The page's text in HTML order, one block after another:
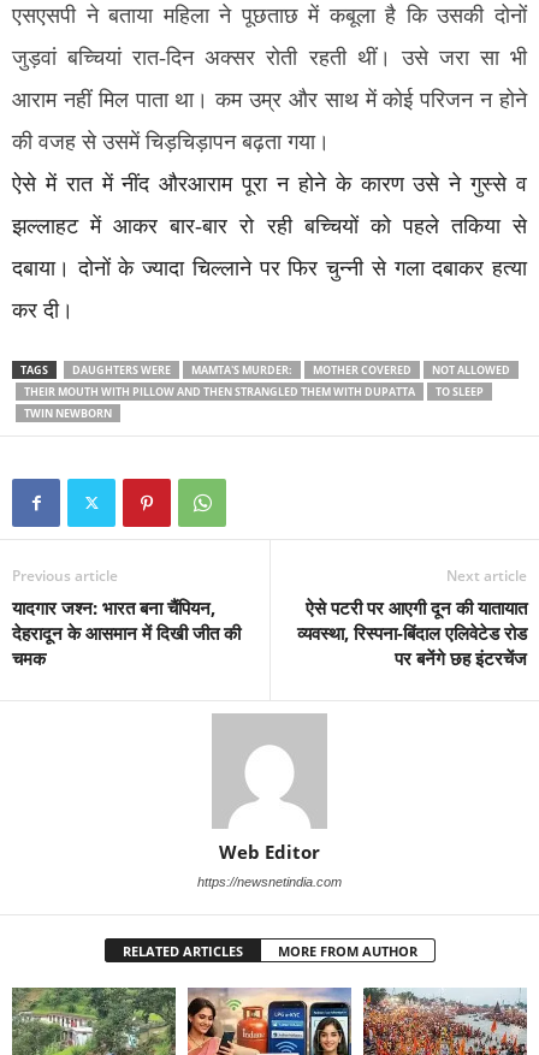
एसएसपी ने बताया महिला ने पूछताछ में कबूला है कि उसकी दोनों
जुड़वां बच्चियां रात-दिन अक्सर रोती रहती थीं। उसे जरा सा भी
आराम नहीं मिल पाता था। कम उम्र और साथ में कोई परिजन न होने
की वजह से उसमें चिड़चिड़ापन बढ़ता गया।
ऐसे में रात में नींद औरआराम पूरा न होने के कारण उसे ने गुस्से व
झल्लाहट में आकर बार-बार रो रही बच्चियों को पहले तकिया से
दबाया। दोनों के ज्यादा चिल्लाने पर फिर चुन्नी से गला दबाकर हत्या
कर दी।
TAGS DAUGHTERS WERE MAMTA'S MURDER: MOTHER COVERED
NOT ALLOWED
THEIR MOUTH WITH PILLOW AND THEN STRANGLED THEM WITH DUPATTA
TO SLEEP
TWIN NEWBORN
Previous article
यादगार जश्न: भारत बना चैंपियन,
देहरादून के आसमान में दिखी जीत की
चमक
Next article
ऐसे पटरी पर आएगी दून की यातायात
व्यवस्था, रिस्पना-बिंदाल एलिवेटेड रोड
पर बनेंगे छह इंटरचेंज
Web Editor
https://newsnetindia.com
RELATED ARTICLES MORE FROM AUTHOR